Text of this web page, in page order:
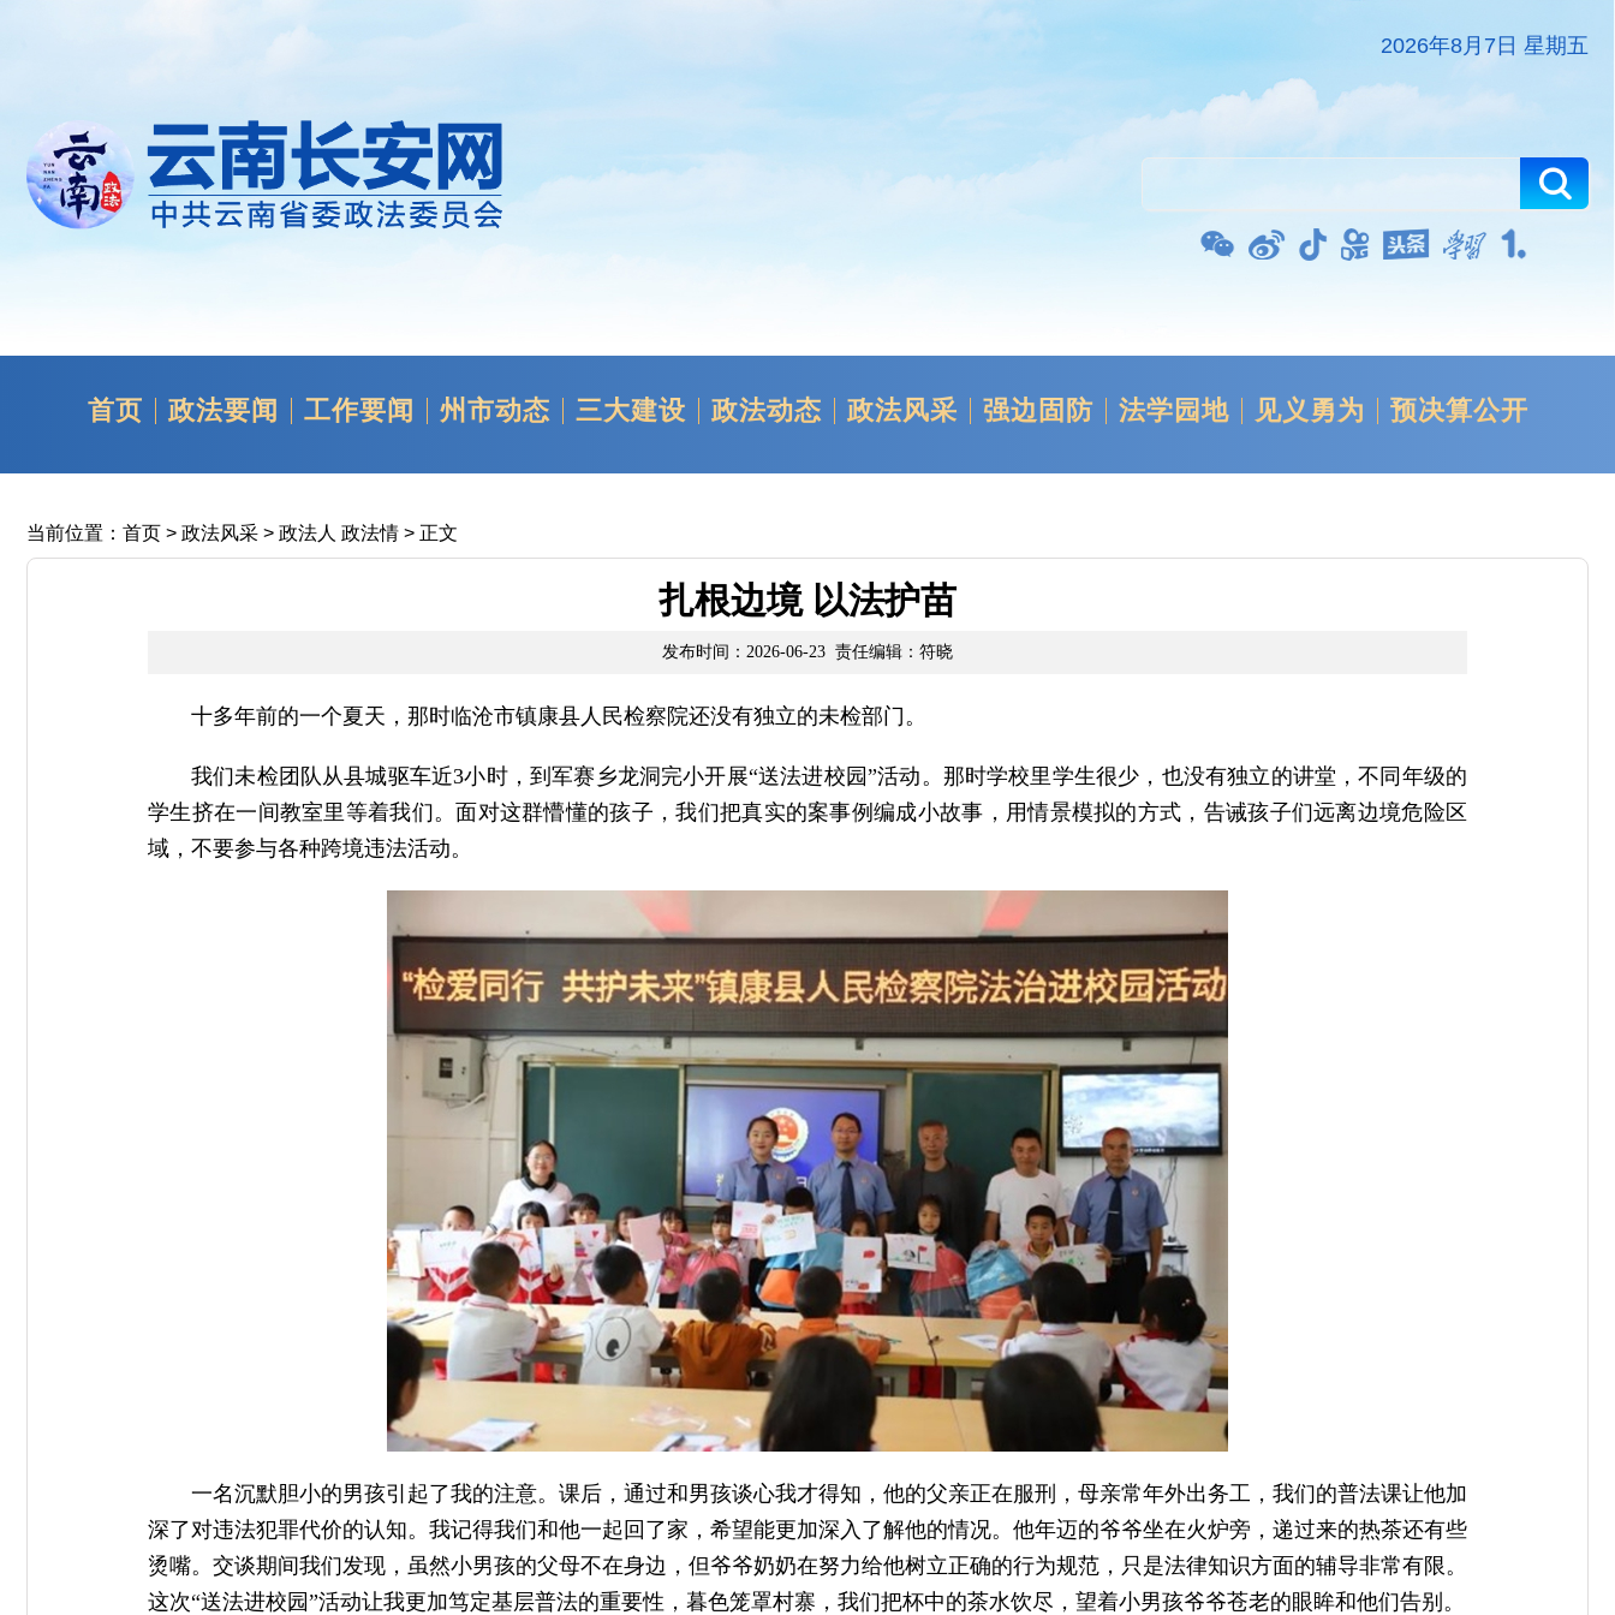
2026年8月7日 星期五
首页 政法要闻 工作要闻 州市动态 三大建设 政法动态 政法风采 强边固防 法学园地 见义勇为 预决算公开
当前位置： 首页 > 政法风采 > 政法人 政法情 > 正文
扎根边境 以法护苗
发布时间：2026-06-23 责任编辑：符晓
十多年前的一个夏天，那时临沧市镇康县人民检察院还没有独立的未检部门。
我们未检团队从县城驱车近3小时，到军赛乡龙洞完小开展“送法进校园”活动。那时学校里学生很少，也没有独立的讲堂，不同年级的
学生挤在一间教室里等着我们。面对这群懵懂的孩子，我们把真实的案事例编成小故事，用情景模拟的方式，告诫孩子们远离边境危险区
域，不要参与各种跨境违法活动。
一名沉默胆小的男孩引起了我的注意。课后，通过和男孩谈心我才得知，他的父亲正在服刑，母亲常年外出务工，我们的普法课让他加
深了对违法犯罪代价的认知。我记得我们和他一起回了家，希望能更加深入了解他的情况。他年迈的爷爷坐在火炉旁，递过来的热茶还有些
烫嘴。交谈期间我们发现，虽然小男孩的父母不在身边，但爷爷奶奶在努力给他树立正确的行为规范，只是法律知识方面的辅导非常有限。
这次“送法进校园”活动让我更加笃定基层普法的重要性，暮色笼罩村寨，我们把杯中的茶水饮尽，望着小男孩爷爷苍老的眼眸和他们告别。